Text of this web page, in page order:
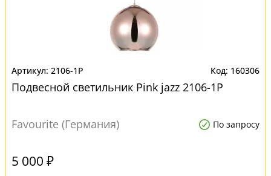
2106-1P 160306
Подвесной светильник Pink jazz 2106-1P
Favourite (Германия) По запросу
5 000 ₽